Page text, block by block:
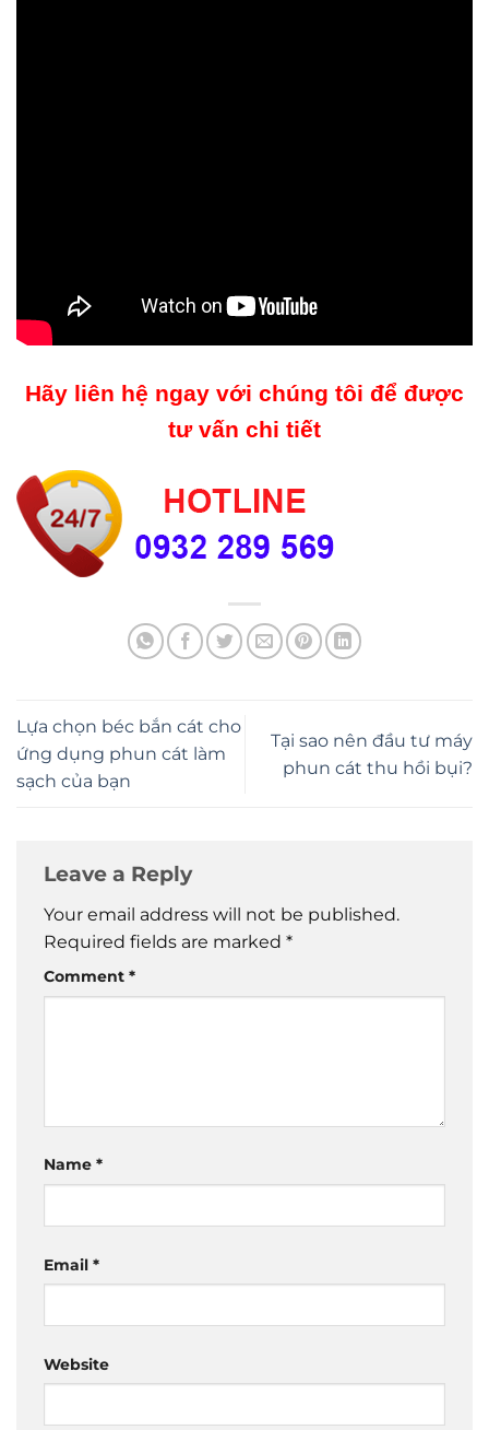
Hãy liên hệ ngay với chúng tôi để được
tư vấn chi tiết
Lựa chọn béc bắn cát cho
ứng dụng phun cát làm
sạch của bạn
Tại sao nên đầu tư máy
phun cát thu hồi bụi?
Leave a Reply
Your email address will not be published.
Required fields are marked *
Comment *
Name *
Email *
Website